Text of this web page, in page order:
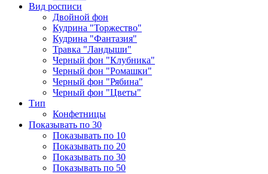
Вид росписи
Двойной фон
Кудрина "Торжество"
Кудрина "Фантазия"
Травка "Ландыши"
Черный фон "Клубника"
Черный фон "Ромашки"
Черный фон "Рябина"
Черный фон "Цветы"
Тип
Конфетницы
Показывать по 30
Показывать по 10
Показывать по 20
Показывать по 30
Показывать по 50